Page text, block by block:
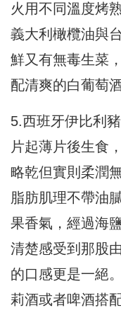
火用不同溫度烤
義大利橄欖油與
鮮又有無毒生菜
配清爽的白葡萄
5.西班牙伊比利
片起薄片後生食
略乾但實則柔潤
脂肪肌理不帶油
果香氣，經過海
清楚感受到那股
的口感更是一絕
莉酒或者啤酒搭